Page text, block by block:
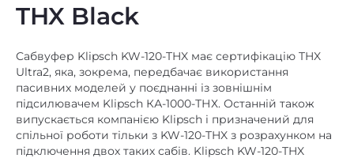
THX Black
Сабвуфер Klipsch KW-120-THX має сертифікацію THX
Ultra2, яка, зокрема, передбачає використання
пасивних моделей у поєднанні із зовнішнім
підсилювачем Klipsch КА-1000-ТНХ. Останній також
випускається компанією Klipsch і призначений для
спільної роботи тільки з KW-120-THX з розрахунком на
підключення двох таких сабів. Klipsch KW-120-THX